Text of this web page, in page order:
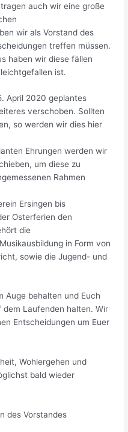
auch wir eine große
wir als Vorstand des
treffen müssen.
haben wir diese fällen
ist.
April 2020 geplantes
verschoben. Sollten
so werden wir dies hier
Ehrungen werden wir
um diese zu
Rahmen
Ersingen bis
Osterferien den
die
in Form von
sowie die Jugend- und
Auge behalten und Euch
Laufenden halten. Wir
Entscheidungen um Euer
Wohlergehen und
bald wieder
des Vorstandes